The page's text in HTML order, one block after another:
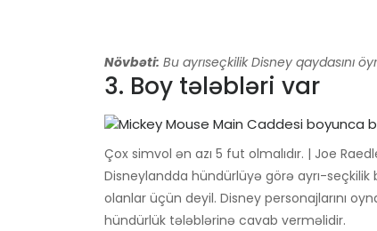
Növbəti: Bu ayrıseçkilik Disney qaydasını
3. Boy tələbləri var
Çox simvol ən azı 5 fut olmalıdır. | Joe
Disneylandda hündürlüyə görə ayrı-
olanlar üçün deyil. Disney personajlarını
hündürlük tələblərinə cavab verməlidir.